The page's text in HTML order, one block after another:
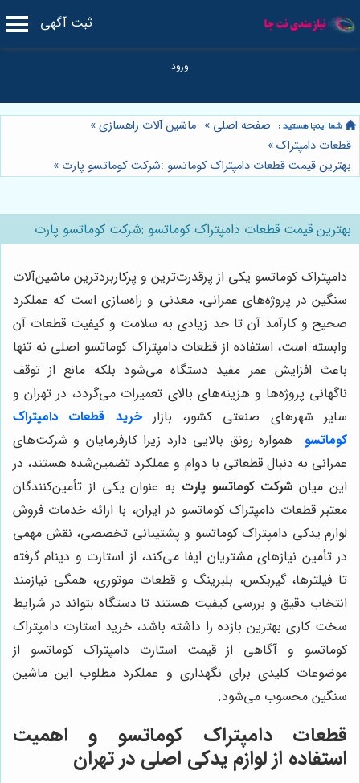
ثبت آگهی
صفحه اصلی » ماشین آلات راهسازی»
قطعات دامپتراک»
بهترین قیمت قطعات دامپتراک کوماتسو :شرکت کوماتسو پارت »
بهترین قیمت قطعات دامپتراک کوماتسو :شرکت کوماتسو پارت
دامپتراک کوماتسو یکی از پرقدرت‌ترین و پرکاربردترین ماشین‌آلات
سنگین در پروژه‌های عمرانی، معدنی و راه‌سازی است که عملکرد
صحیح و کارآمد آن تا حد زیادی به سلامت و کیفیت قطعات آن
وابسته است، استفاده از قطعات دامپتراک کوماتسو اصلی نه تنها
باعث افزایش عمر مفید دستگاه می‌شود بلکه مانع از توقف
ناگهانی پروژه‌ها و هزینه‌های بالای تعمیرات می‌گردد، در تهران و
سایر شهرهای صنعتی کشور، بازار خرید قطعات دامپتراک
کوماتسو
همواره رونق بالایی دارد زیرا کارفرمایان و شرکت‌های
عمرانی به دنبال قطعاتی با دوام و عملکرد تضمین‌شده هستند، در
این میان شرکت کوماتسو پارت به عنوان یکی از تأمین‌کنندگان
معتبر قطعات دامپتراک کوماتسو در ایران، با ارائه خدمات فروش
لوازم یدکی دامپتراک کوماتسو و پشتیبانی تخصصی، نقش مهمی
در تأمین نیازهای مشتریان ایفا می‌کند، از استارت و دینام گرفته
تا فیلترها، گیربکس، بلبرینگ و قطعات موتوری، همگی نیازمند
انتخاب دقیق و بررسی کیفیت هستند تا دستگاه بتواند در شرایط
سخت کاری بهترین بازده را داشته باشد، خرید استارت دامپتراک
کوماتسو و آگاهی از قیمت استارت دامپتراک کوماتسو از
موضوعات کلیدی برای نگهداری و عملکرد مطلوب این ماشین
سنگین محسوب می‌شود.
قطعات دامپتراک کوماتسو و اهمیت
استفاده از لوازم یدکی اصلی در تهران